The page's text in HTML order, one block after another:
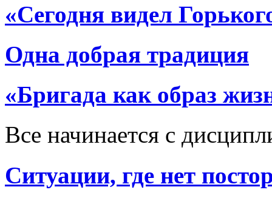
«Сегодня видел
Одна добрая традиция
«Бригада как образ
Все начинается с
Ситуации, где нет